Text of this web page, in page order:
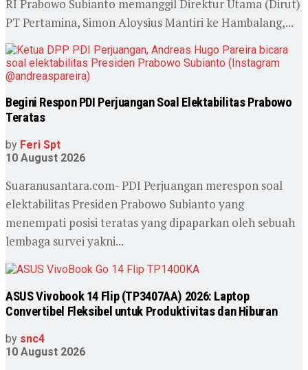
RI Prabowo Subianto memanggil Direktur Utama (Dirut)
PT Pertamina, Simon Aloysius Mantiri ke Hambalang,...
Begini Respon PDI Perjuangan Soal Elektabilitas Prabowo
Teratas
by Feri Spt
10 August 2026
Suaranusantara.com- PDI Perjuangan merespon soal
elektabilitas Presiden Prabowo Subianto yang
menempati posisi teratas yang dipaparkan oleh sebuah
lembaga survei yakni...
ASUS Vivobook 14 Flip (TP3407AA) 2026: Laptop
Convertibel Fleksibel untuk Produktivitas dan Hiburan
by snc4
10 August 2026